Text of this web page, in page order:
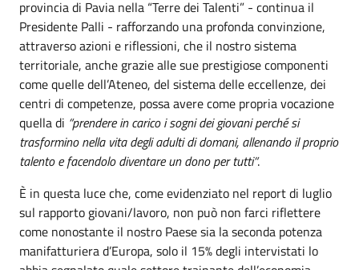
provincia di Pavia nella “Terre dei Talenti” - continua il
Presidente Palli - rafforzando una profonda convinzione,
attraverso azioni e riflessioni, che il nostro sistema
territoriale, anche grazie alle sue prestigiose componenti
come quelle dell’Ateneo, del sistema delle eccellenze, dei
centri di competenze, possa avere come propria vocazione
quella di “prendere in carico i sogni dei giovani perché si
trasformino nella vita degli adulti di domani, allenando il proprio
talento e facendolo diventare un dono per tutti“.
È in questa luce che, come evidenziato nel report di luglio
sul rapporto giovani/lavoro, non può non farci riflettere
come nonostante il nostro Paese sia la seconda potenza
manifatturiera d’Europa, solo il 15% degli intervistati lo